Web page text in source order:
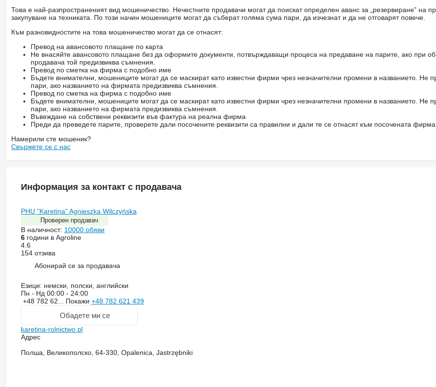
Това е най-разпространеният вид мошеничество. Нечестните продавачи могат да поискат определен аванс за „резервиране” на
закупуване на техниката. По този начин мошениците могат да съберат голяма сума пари, да изчезнат и да не отговарят повече.
Към разновидностите на това мошеничество могат да се отнасят:
Превод на авансовото плащане по карта
Не внасяйте авансовото плащане без да оформите документи, потвърждаващи процеса на предаване на парите, ако при
продавача той предизвиква съмнения.
Превод по сметка на фирма с подобно име
Бъдете внимателни, мошениците могат да се маскират като известни фирми чрез незначителни промени в названието. Не
пари, ако названието на фирмата предизвиква съмнения.
Превод по сметка на фирма с подобно име
Бъдете внимателни, мошениците могат да се маскират като известни фирми чрез незначителни промени в названието. Не
пари, ако названието на фирмата предизвиква съмнения.
Въвеждане на собствени реквизити във фактура на реална фирма
Преди да преведете парите, проверете дали посочените реквизити са правилни и дали те се отнасят към посочената
Намерили сте мошеник?
Свържете се с нас
Информация за контакт с продавача
PHU "Karetina" Agnieszka Wilczyńska
Проверен продавач
В наличност: 10000 обяви
6години в Agroline
4.6
154 отзива
Абонирай се за продавача
Езици: немски, полски, английски
Пн - Нд 00:00 - 24:00
+48 782 62... Покажи +48 782 621 439
Обадете ми се
karetina-rolnictwo.pl
Адрес
Полша, Великополско, 64-330, Opalenica, Jastrzębniki